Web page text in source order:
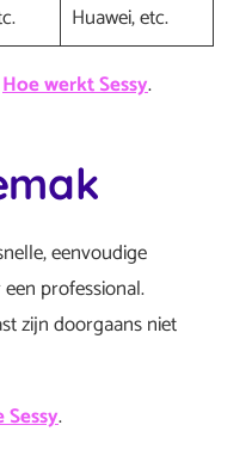
Huawei, etc.
Hoe werkt Sessy.
eenvoudige
professional.
zijn doorgaans niet
.